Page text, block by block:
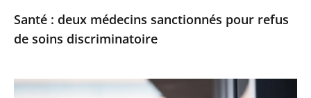
Santé : deux médecins sanctionnés pour refus
de soins discriminatoire